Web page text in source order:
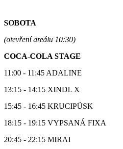
SOBOTA
(otevření areálu 10:30)
COCA-COLA STAGE
11:00 - 11:45 ADALINE
13:15 - 14:15 XINDL X
15:45 - 16:45 KRUCIPÜSK
18:15 - 19:15 VYPSANÁ FIXA
20:45 - 22:15 MIRAI